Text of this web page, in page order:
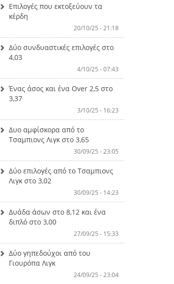
Επιλογές που εκτοξεύουν τα
κέρδη
20/10/25 - 21:18
Δύο συνδυαστικές επιλογές στο
4,03
4/10/25 - 07:43
Ένας άσος και ένα Over 2,5 στο
3,37
3/10/25 - 16:23
Δυο αμφίσκορα από το
Τσαμπιονς Λιγκ στο 3,65
30/09/25 - 23:05
Δύο επιλογές από το Τσαμπιονς
Λιγκ στο 3,02
30/09/25 - 14:23
Δυάδα άσων στο 8,12 και ένα
διπλό στο 3,00
27/09/25 - 15:33
Δύο γηπεδούχοι από του
Γιουρόπα Λιγκ
24/09/25 - 23:04